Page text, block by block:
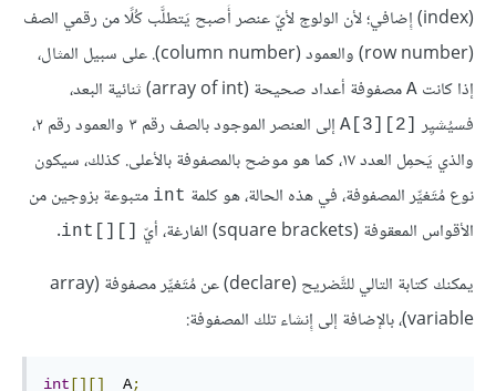
(index) إِضافي؛ لأن الولوج لأيّ عنصر أَصبح يَتطلَّب كُلًا من رقمي الصف
(row number) والعمود (column number). على سبيل المثال،
إذا كانت A
مصفوفة أعداد صحيحة (array of int) ثنائية البعد،
فسيُشيِر
A[3][2]‎
إلى العنصر الموجود بالصف رقم ٣ والعمود رقم ٢،
والذي يَحمِل العدد ١٧، كما هو موضح بالمصفوفة بالأعلى. كذلك، سيكون
نوع مُتَغيِّر المصفوفة، في هذه الحالة، هو كلمة int متبوعة بزوجين من
الأقواس المعقوفة (square brackets) الفارغة، أيّ
int[][]‎
.
يمكنك كتابة التالي للتَّصْريح (declare) عن مُتَغيِّر مصفوفة (array
variable)، بالإضافة إلى إِنشاء تلك المصفوفة:
int [][]
  A
;